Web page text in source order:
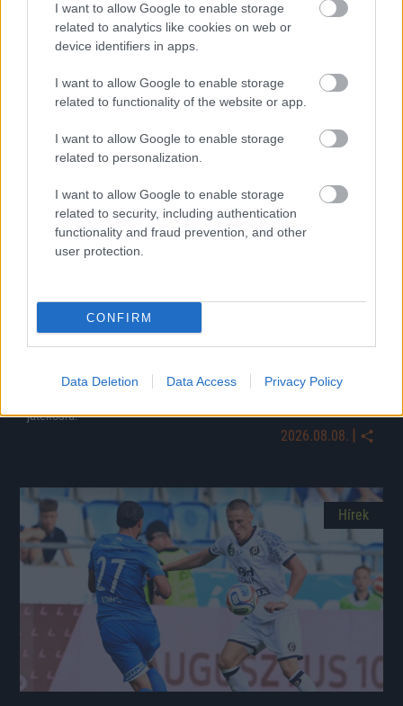
I want to allow Google to enable storage
related to analytics like cookies on web or
device identifiers in apps.
I want to allow Google to enable storage
related to functionality of the website or app.
I want to allow Google to enable storage
related to personalization.
I want to allow Google to enable storage
related to security, including authentication
functionality and fraud prevention, and other
user protection.
CONFIRM
Data Deletion Data Access Privacy Policy
A Ferencváros hölgycsapata 2-1-es vereséget szenvedett a koszovói
Mitrovica ellen, így a negyedik helyen végzett a minitornán.
Hírek
Meglepetés a semmiből: a Liverpool kölcsönveszi a
Ronald Araújót egy évre szerzi meg a Pool a katalán gigásztól, s
játékosra.
2026.08.08. |
Hírek